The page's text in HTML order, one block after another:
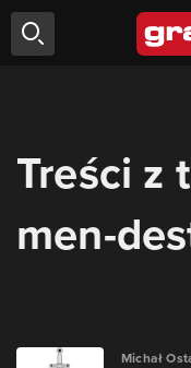
Treści z
men-
Michał